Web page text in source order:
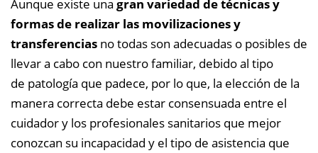
Aunque existe una gran variedad de técnicas y
formas de realizar las movilizaciones y
transferencias no todas son adecuadas o posibles de
llevar a cabo con nuestro familiar, debido al tipo
de patología que padece, por lo que, la elección de la
manera correcta debe estar consensuada entre el
cuidador y los profesionales sanitarios que mejor
conozcan su incapacidad y el tipo de asistencia que